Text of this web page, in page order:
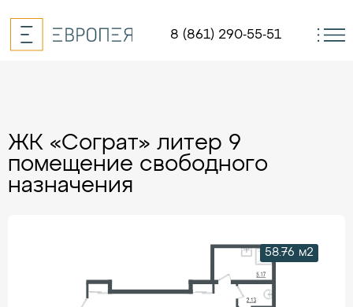
8 (861) 290-55-51
ЖК «Сограт» литер 9
помещение свободного
назначения
58.76 м2